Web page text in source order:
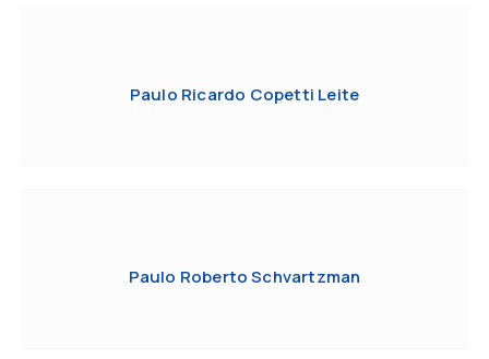
Paulo Ricardo Copetti Leite
Paulo Roberto Schvartzman